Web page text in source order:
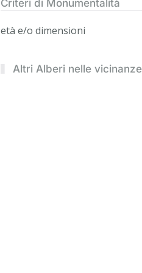
Criteri di Monumentalità
età e/o dimensioni
Altri Alberi nelle vicinanze